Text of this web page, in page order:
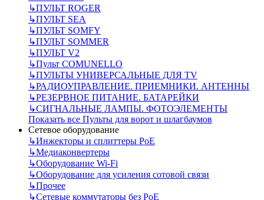
↳ПУЛЬТ ROGER
↳ПУЛЬТ SEA
↳ПУЛЬТ SOMFY
↳ПУЛЬТ SOMMER
↳ПУЛЬТ V2
↳Пульт СOMUNELLO
↳ПУЛЬТЫ УНИВЕРСАЛЬНЫЕ ДЛЯ TV
↳РАДИОУПРАВЛЕНИЕ. ПРИЕМНИКИ. АНТЕННЫ
↳РЕЗЕРВНОЕ ПИТАНИЕ. БАТАРЕЙКИ
↳СИГНАЛЬНЫЕ ЛАМПЫ. ФОТОЭЛЕМЕНТЫ
Показать все Пульты для ворот и шлагбаумов
Сетевое оборудование
↳Инжекторы и сплиттеры РоЕ
↳Медиаконвертеры
↳Оборудование Wi-Fi
↳Оборудование для усиления сотовой связи
↳Прочее
↳Сетевые коммутаторы без РоЕ